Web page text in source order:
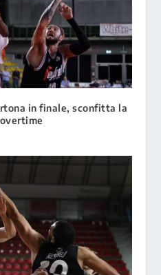
in finale, sconfitta la